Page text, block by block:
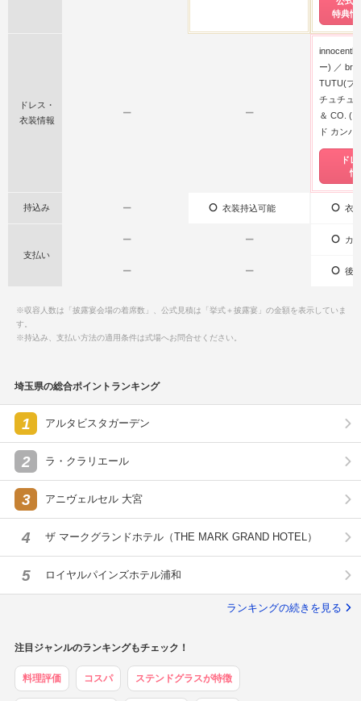
特典情
ドレス・
衣装情報
ー ー
ー)
TUTU(ブ
チュチュ)
＆ CO. (
ド カンパ
ド
情
持込み ー 衣装持込可能 衣
支払い
ー ー カ
ー ー 後
※収容人数は「披露宴会場の着席数」、公式見積は「挙式＋披露宴」の金額を表示していま
す。
※持込み、支払い方法の適用条件は式場へお問合せください。
埼玉県の総合ポイントランキング
1 アルタビスタガーデン
2 ラ・クラリエール
3 アニヴェルセル 大宮
4 ザ マークグランドホテル（THE MARK GRAND HOTEL）
5 ロイヤルパインズホテル浦和
ランキングの続きを見る
注目ジャンルのランキングもチェック！
料理評価 コスパ ステンドグラスが特徴